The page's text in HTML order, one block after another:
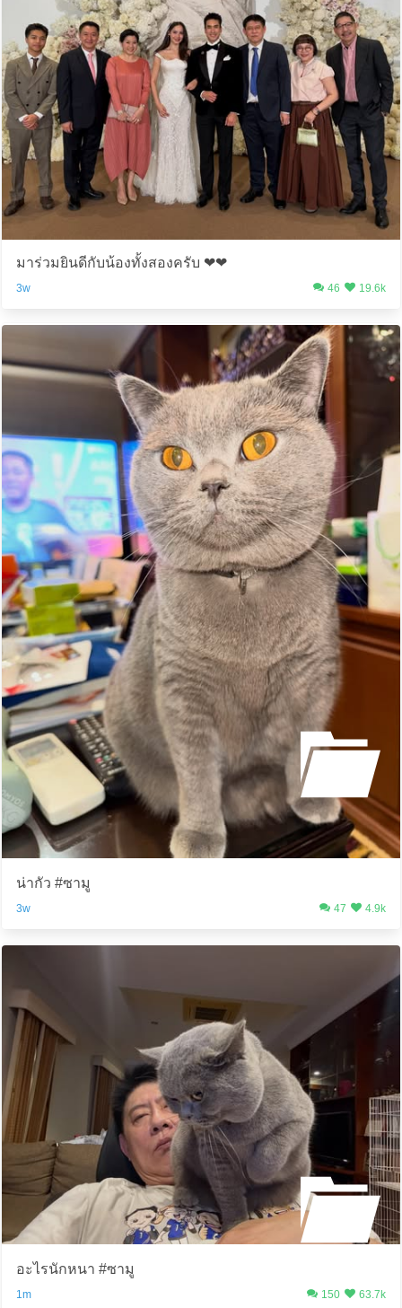
มาร่วมยินดีกับน้องทั้งสองครับ ❤️❤️
3w 46 19.6k
น่ากัว #ซามู
3w 47 4.9k
อะไรนักหนา #ซามู
1m 150 63.7k